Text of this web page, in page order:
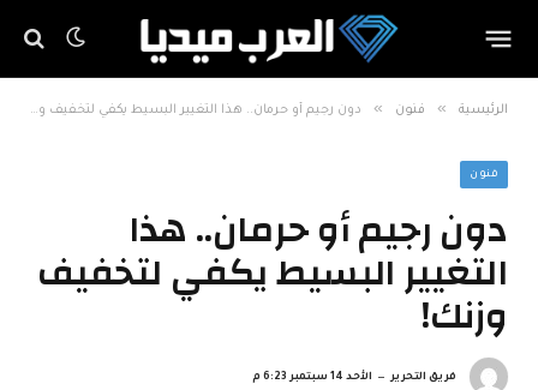
الرئيسية » فنون » دون رجيم أو حرمان.. هذا التغيير البسيط يكفي لتخفيف وزنك!
فنون
دون رجيم أو حرمان.. هذا
التغيير البسيط يكفي لتخفيف
وزنك!
فريق التحرير الأحد 14 سبتمبر 6:23 م